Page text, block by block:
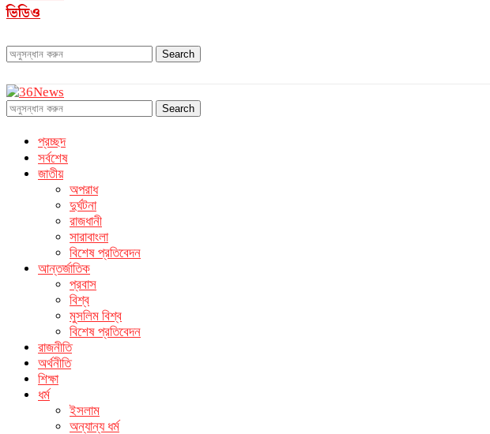
ভিডিও
Search
Search
প্রচ্ছদ
সর্বশেষ
জাতীয়
অপরাধ
দুর্ঘটনা
রাজধানী
সারাবাংলা
বিশেষ প্রতিবেদন
আন্তর্জাতিক
প্রবাস
বিশ্ব
মুসলিম বিশ্ব
বিশেষ প্রতিবেদন
রাজনীতি
অর্থনীতি
শিক্ষা
ধর্ম
ইসলাম
অন্যান্য ধর্ম